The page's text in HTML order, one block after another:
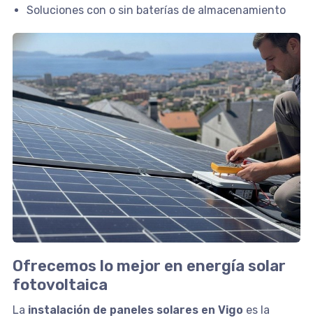
Soluciones con o sin baterías de almacenamiento
Ofrecemos lo mejor en energía solar
fotovoltaica
La instalación de paneles solares en Vigo es la